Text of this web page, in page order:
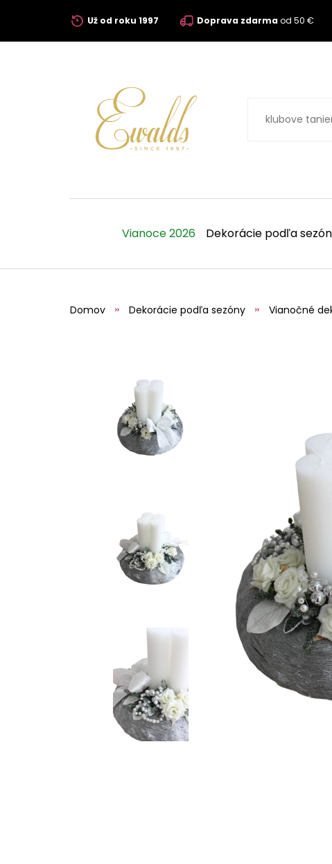
Už od roku 1997 Doprava zdarmaod 50 €
Vianoce 2026 Dekorácie podľa
Domov Dekorácie podľa sezóny Vianočné